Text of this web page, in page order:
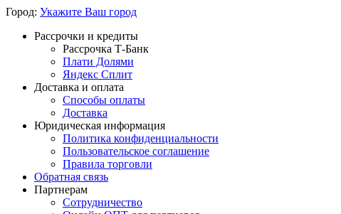
Город: Укажите Ваш город
Рассрочки и кредиты
Рассрочка Т-Банк
Плати Долями
Яндекс Сплит
Доставка и оплата
Способы оплаты
Доставка
Юридическая информация
Политика конфиденциальности
Пользовательское соглашение
Правила торговли
Обратная связь
Партнерам
Сотрудничество